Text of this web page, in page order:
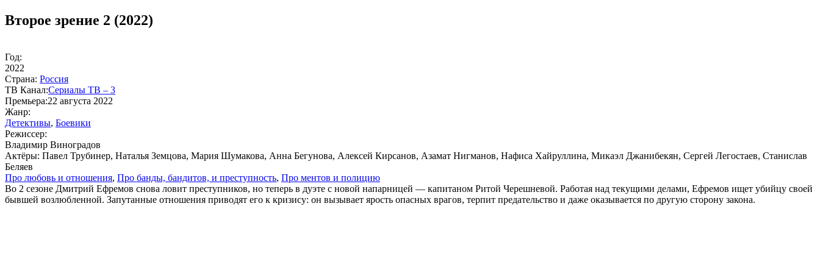
Второе зрение 2 (2022)
Год:
2022
Стра­на: Рос­сия
ТВ Ка­нал:Се­риа­лы ТВ – 3
Пре­мье­ра:22 августа 2022
Жанр:
Де­тек­ти­вы, Бое­ви­ки
Ре­жис­сер:
Владимир Виноградов
Ак­тё­ры: Павел Трубинер, Наталья Земцова, Мария Шумакова, Анна Бегунова, Алексей Кирсанов, Азамат Нигманов, Нафиса Хайруллина, Микаэл Джанибекян, Сергей Легостаев, Станислав
Беляев
Про лю­бовь и от­но­ше­ния, Про бан­ды, бан­ди­тов, и пре­ступ­ность, Про мен­тов и по­ли­цию
Во 2 сезоне Дмитрий Ефремов снова ловит преступников, но теперь в дуэте с новой напарницей — капитаном Ритой Черешневой. Работая над текущими делами, Ефремов ищет убийцу своей
бывшей возлюбленной. Запутанные отношения приводят его к кризису: он вызывает ярость опасных врагов, терпит предательство и даже оказывается по другую сторону закона.